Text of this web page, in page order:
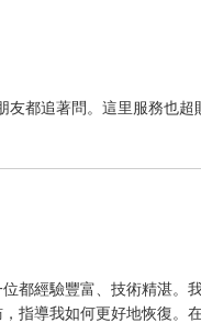
都追著問。這里服務也超
都經驗豐富、技術精湛。
指導我如何更好地恢復。